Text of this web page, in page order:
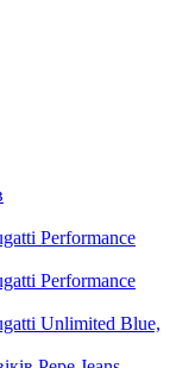
Performance
Performance
Unlimited Blue,